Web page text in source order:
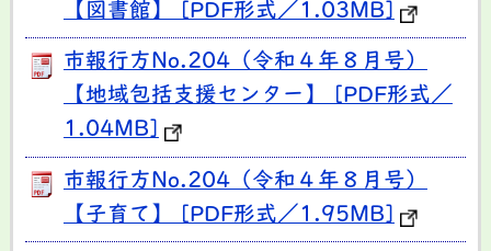
【図書館】 [PDF形式／1.03MB]
市報行方No.204（令和４年８月号）
【地域包括支援センター】 [PDF形式／
1.04MB]
市報行方No.204（令和４年８月号）
【子育て】 [PDF形式／1.95MB]